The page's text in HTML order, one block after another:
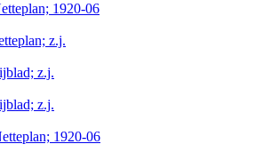
1920-06
z.j.
z.j.
z.j.
1920-06